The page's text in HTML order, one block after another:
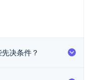
决条件？